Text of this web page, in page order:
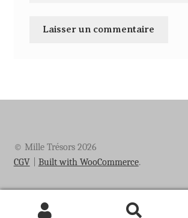
© Mille Trésors 2026
CGV
Built with WooCommerce.